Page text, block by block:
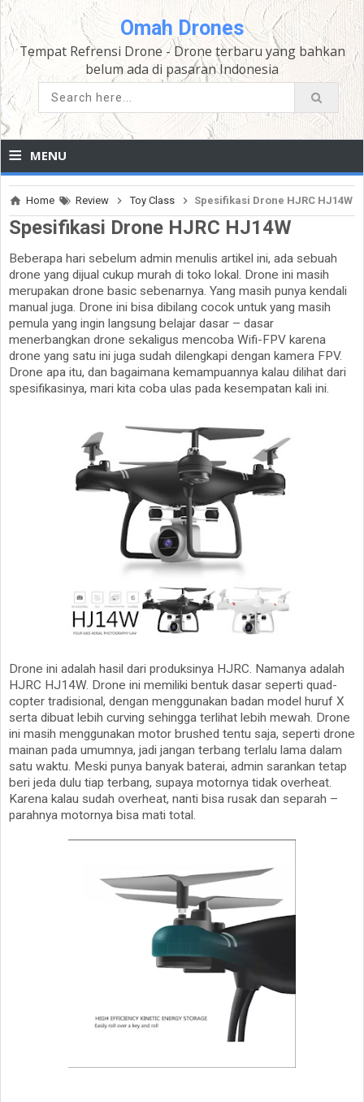
Omah Drones
Tempat Refrensi Drone - Drone terbaru yang bahkan
belum ada di pasaran Indonesia
≡ MENU
Home Review Toy Class Spesifikasi Drone HJRC HJ14W
Spesifikasi Drone HJRC HJ14W
Beberapa hari sebelum admin menulis artikel ini, ada sebuah
drone yang dijual cukup murah di toko lokal. Drone ini masih
merupakan drone basic sebenarnya. Yang masih punya kendali
manual juga. Drone ini bisa dibilang cocok untuk yang masih
pemula yang ingin langsung belajar dasar – dasar
menerbangkan drone sekaligus mencoba Wifi-FPV karena
drone yang satu ini juga sudah dilengkapi dengan kamera FPV.
Drone apa itu, dan bagaimana kemampuannya kalau dilihat dari
spesifikasinya, mari kita coba ulas pada kesempatan kali ini.
Drone ini adalah hasil dari produksinya HJRC. Namanya adalah
HJRC HJ14W. Drone ini memiliki bentuk dasar seperti quad-
copter tradisional, dengan menggunakan badan model huruf X
serta dibuat lebih curving sehingga terlihat lebih mewah. Drone
ini masih menggunakan motor brushed tentu saja, seperti drone
mainan pada umumnya, jadi jangan terbang terlalu lama dalam
satu waktu. Meski punya banyak baterai, admin sarankan tetap
beri jeda dulu tiap terbang, supaya motornya tidak overheat.
Karena kalau sudah overheat, nanti bisa rusak dan separah –
parahnya motornya bisa mati total.